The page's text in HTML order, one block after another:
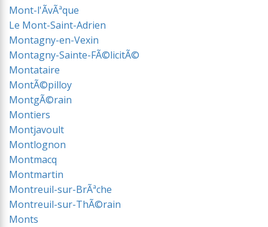
Mont-l'ÃvÃªque
Le Mont-Saint-Adrien
Montagny-en-Vexin
Montagny-Sainte-FÃ©licitÃ©
Montataire
MontÃ©pilloy
MontgÃ©rain
Montiers
Montjavoult
Montlognon
Montmacq
Montmartin
Montreuil-sur-BrÃªche
Montreuil-sur-ThÃ©rain
Monts